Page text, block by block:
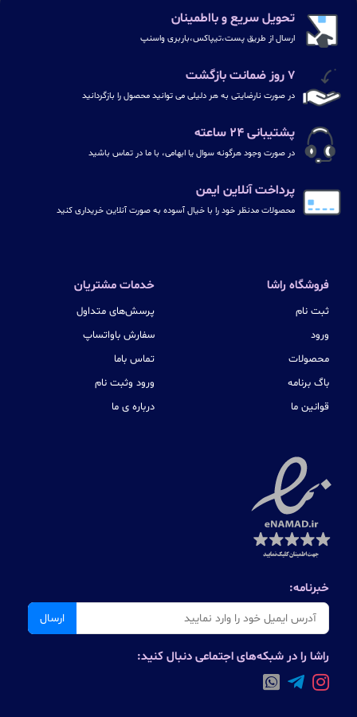
تحویل سریع و بااطمینان
ارسال از طریق پست،تیپاکس،باربری واسنپ
۷ روز ضمانت بازگشت
در صورت نارضایتی به هر دلیلی می توانید محصول را بازگردانید
پشتیبانی ۲۴ ساعته
در صورت وجود هرگونه سوال یا ابهامی، با ما در تماس باشید
پرداخت آنلاین ایمن
محصولات مدنظر خود را با خیال آسوده به صورت آنلاین خریداری کنید
فروشگاه راشا
ثبت نام
ورود
محصولات
باگ برنامه
قوانین ما
خدمات مشتریان
پرسش‌های متداول
سفارش باواتساپ
تماس باما
ورود وثبت نام
درباره ی ما
خبرنامه:
ارسال
راشا را در شبکه‌های اجتماعی دنبال کنید: